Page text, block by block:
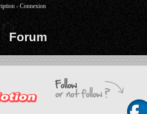
Forum
-Connexion